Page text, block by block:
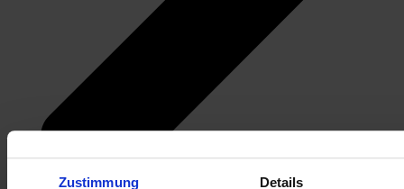
Zustimmung Details